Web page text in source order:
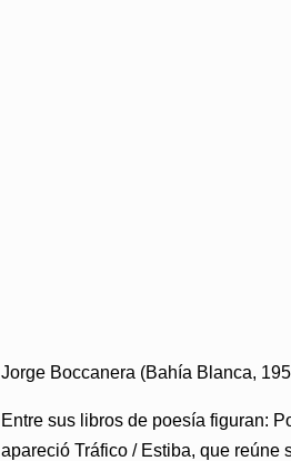
Jorge Boccanera (Bahía Blanca,
Entre sus libros de poesía figuran:
apareció Tráfico / Estiba, que reúne